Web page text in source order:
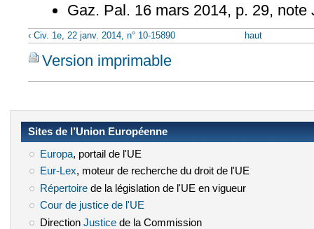
Gaz. Pal. 16 mars 2014, p. 29, note
‹ Civ. 1e, 22 janv. 2014, n° 10-15890 haut
Version imprimable
Sites de l’Union Européenne
Europa(le lien est externe)
, portail de l'UE
Eur-Lex(le lien est externe)
, moteur de recherche du droit de l'UE
Répertoire(le lien est externe)
de la législation de l'UE en vigueur
Cour de justice de l'UE
Direction Justice(le lien est externe)
de la Commission